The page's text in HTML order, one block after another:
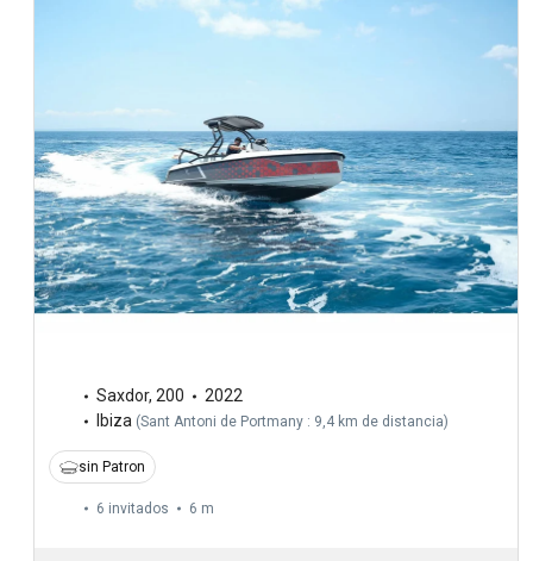
Saxdor, 200
2022
Ibiza (Sant Antoni de Portmany : 9,4 km de distancia)
sin Patron
6 invitados 6 m